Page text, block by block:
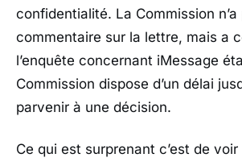
confidentialité. La Commission n’a
commentaire sur la lettre, mais a
l’enquête concernant iMessage
Commission dispose d’un délai
parvenir à une décision.
Ce qui est surprenant c’est de